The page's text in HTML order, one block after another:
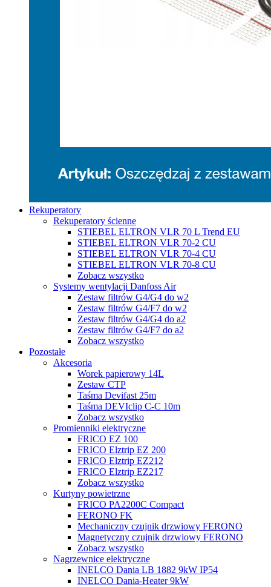
Rekuperatory
Rekuperatory ścienne
STIEBEL ELTRON VLR 70 L Trend EU
STIEBEL ELTRON VLR 70-2 CU
STIEBEL ELTRON VLR 70-4 CU
STIEBEL ELTRON VLR 70-8 CU
Zobacz wszystko
Systemy wentylacji Danfoss Air
Zestaw filtrów G4/G4 do w2
Zestaw filtrów G4/F7 do w2
Zestaw filtrów G4/G4 do a2
Zestaw filtrów G4/F7 do a2
Zobacz wszystko
Pozostałe
Akcesoria
Worek papierowy 14L
Zestaw CTP
Taśma Devifast 25m
Taśma DEVIclip C-C 10m
Zobacz wszystko
Promienniki elektryczne
FRICO EZ 100
FRICO Elztrip EZ 200
FRICO Elztrip EZ212
FRICO Elztrip EZ217
Zobacz wszystko
Kurtyny powietrzne
FRICO PA2200C Compact
FERONO FK
Mechaniczny czujnik drzwiowy FERONO
Magnetyczny czujnik drzwiowy FERONO
Zobacz wszystko
Nagrzewnice elektryczne
INELCO Dania LB 1882 9kW IP54
INELCO Dania-Heater 9kW